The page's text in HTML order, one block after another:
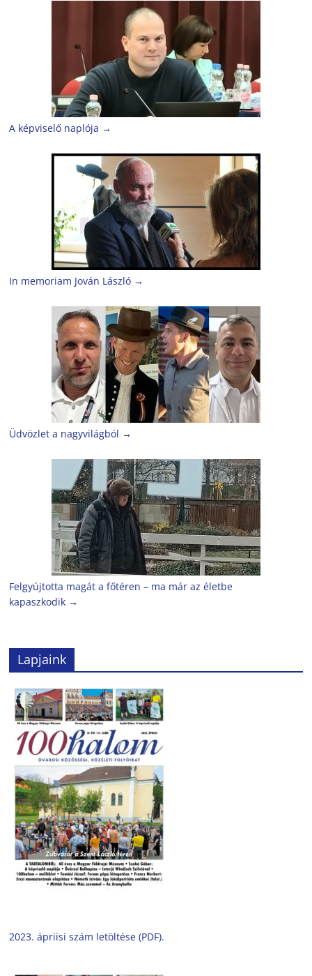
A képviselő naplója →
In memoriam Jován László →
Üdvözlet a nagyvilágból →
Felgyújtotta magát a főtéren – ma már az életbe
kapaszkodik →
Lapjaink
2023. ápriisi szám letöltése (PDF).